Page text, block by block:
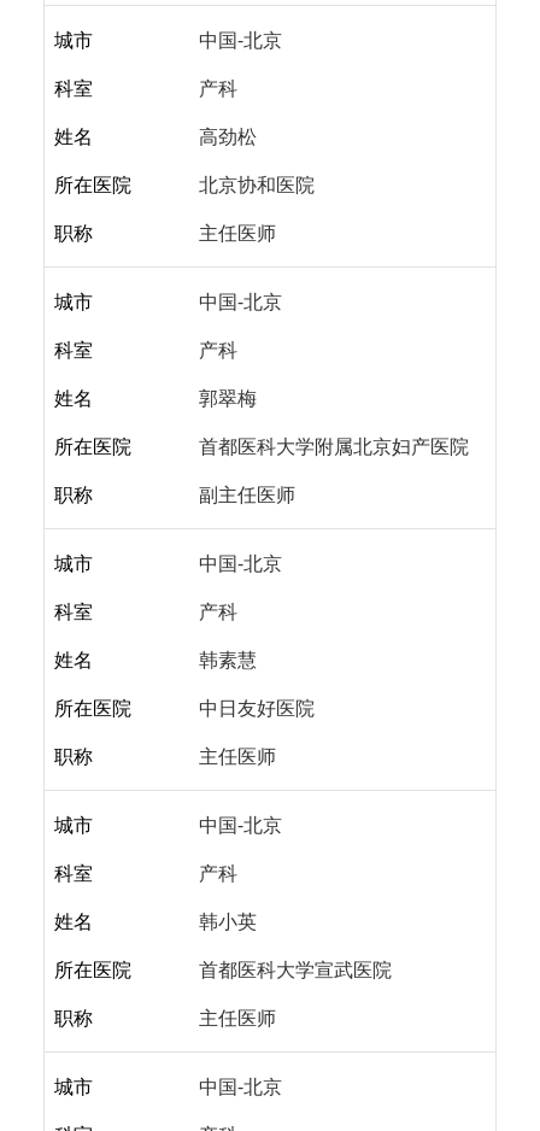
城市
中国-北京
科室
产科
姓名
高劲松
所在医院
北京协和医院
职称
主任医师
城市
中国-北京
科室
产科
姓名
郭翠梅
所在医院
首都医科大学附属北京妇产医院
职称
副主任医师
城市
中国-北京
科室
产科
姓名
韩素慧
所在医院
中日友好医院
职称
主任医师
城市
中国-北京
科室
产科
姓名
韩小英
所在医院
首都医科大学宣武医院
职称
主任医师
城市
中国-北京